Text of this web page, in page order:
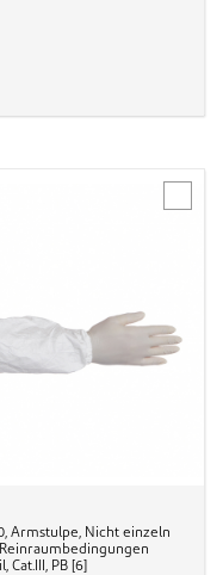
Armstulpe, Nicht einzeln
PB [6]